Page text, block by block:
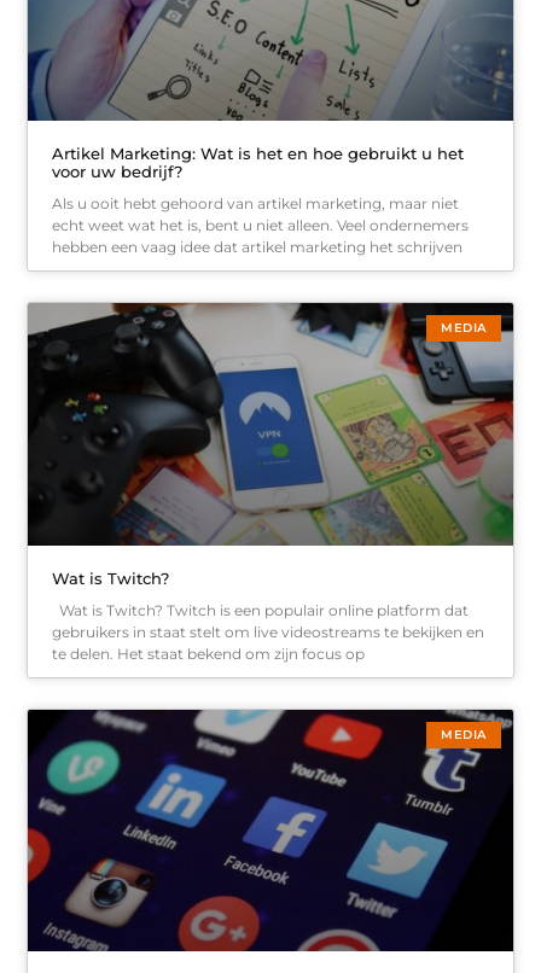
Artikel Marketing: Wat is het en hoe gebruikt u het
voor uw bedrijf?
Als u ooit hebt gehoord van artikel marketing, maar niet
echt weet wat het is, bent u niet alleen. Veel ondernemers
hebben een vaag idee dat artikel marketing het schrijven
MEDIA
Wat is Twitch?
Wat is Twitch? Twitch is een populair online platform dat
gebruikers in staat stelt om live videostreams te bekijken en
te delen. Het staat bekend om zijn focus op
MEDIA